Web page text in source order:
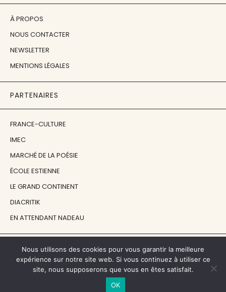
À PROPOS
NOUS CONTACTER
NEWSLETTER
MENTIONS LÉGALES
PARTENAIRES
FRANCE-CULTURE
IMEC
MARCHÉ DE LA POÉSIE
ÉCOLE ESTIENNE
LE GRAND CONTINENT
DIACRITIK
EN ATTENDANT NADEAU
NOS SOUTIENS
CENTRE NATIONAL DU LIVRE
Nous utilisons des cookies pour vous garantir la meilleure
expérience sur notre site web. Si vous continuez à utiliser ce
site, nous supposerons que vous en êtes satisfait.
OK